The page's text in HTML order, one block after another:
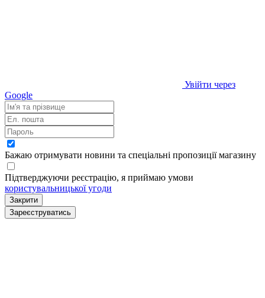
Увійти через
Google
Бажаю отримувати новини та спеціальні пропозиціїмагазину
Підтверджуючи реєстрацію, я приймаю умови
користувальницької угоди
Закрити
Зареєструватись